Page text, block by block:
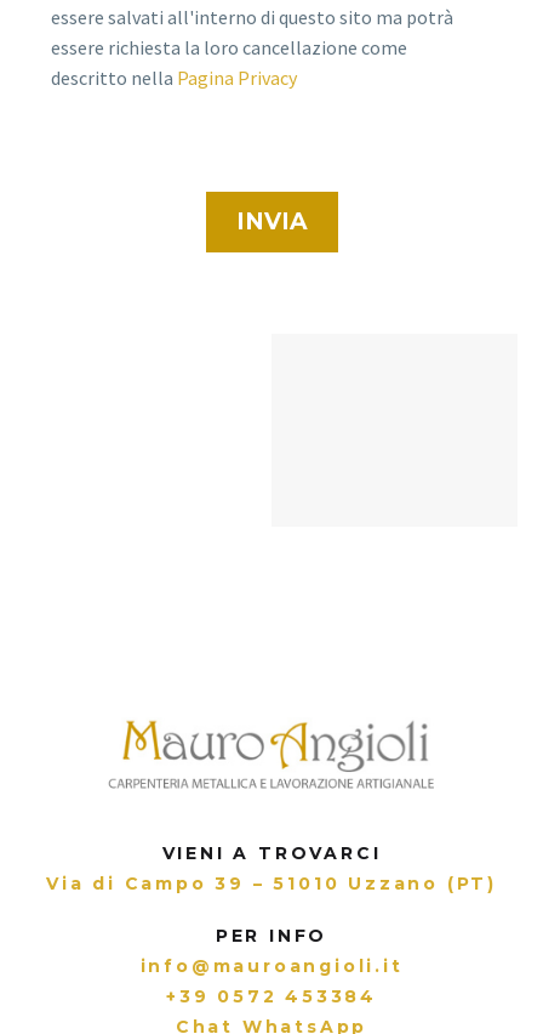
essere salvati all'interno di questo sito ma potrà
essere richiesta la loro cancellazione come
descritto nella Pagina Privacy
VIENI A TROVARCI
Via di Campo 39 – 51010 Uzzano (PT)
PER INFO
info@mauroangioli.it
+39 0572 453384
Chat WhatsApp